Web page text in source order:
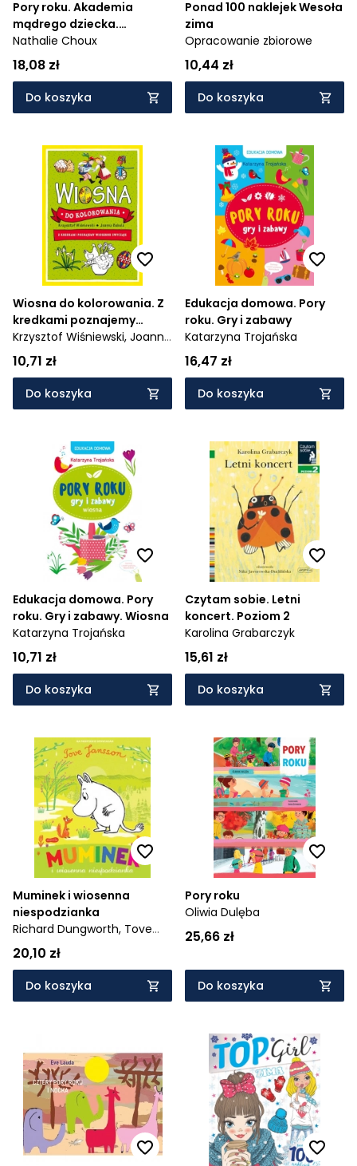
Pory roku. Akademia
mądrego dziecka.
Pierwsze słowa
Nathalie Choux
18,08 zł
Do koszyka
Ponad 100 naklejek Wesoła
zima
Opracowanie zbiorowe
10,44 zł
Do koszyka
Wiosna do kolorowania. Z
kredkami poznajemy
wiosenne zwyczaje
Krzysztof Wiśniewski, Joanna
Babula
10,71 zł
Do koszyka
Edukacja domowa. Pory
roku. Gry i zabawy
Katarzyna Trojańska
16,47 zł
Do koszyka
Edukacja domowa. Pory
roku. Gry i zabawy. Wiosna
Katarzyna Trojańska
10,71 zł
Do koszyka
Czytam sobie. Letni
koncert. Poziom 2
Karolina Grabarczyk
15,61 zł
Do koszyka
Muminek i wiosenna
niespodzianka
Richard Dungworth, Tove
Jansson
20,10 zł
Do koszyka
Pory roku
Oliwia Dulęba
25,66 zł
Do koszyka